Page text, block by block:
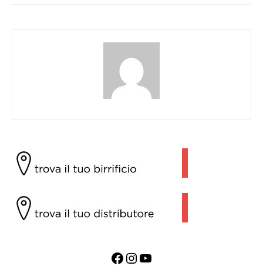
Facebook InstagramYouTube